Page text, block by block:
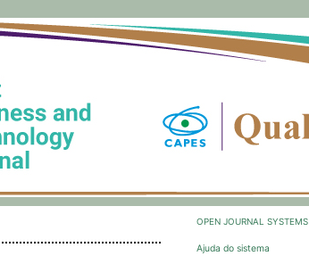
OPEN JOURNAL SYSTEMS
Ajuda do sistema